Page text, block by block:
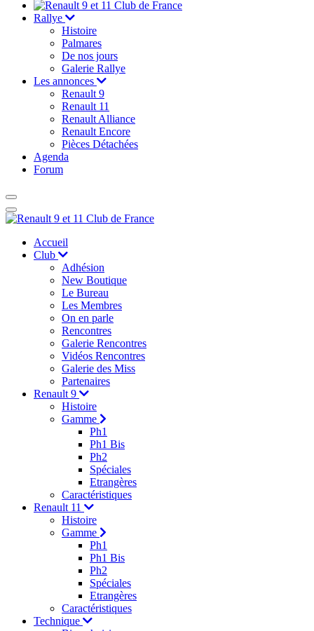
Rallye
Histoire
Palmares
De nos jours
Galerie Rallye
Les annonces
Renault 9
Renault 11
Renault Alliance
Renault Encore
Pièces Détachées
Agenda
Forum
Accueil
Club
Adhésion
New Boutique
Le Bureau
Les Membres
On en parle
Rencontres
Galerie Rencontres
Vidéos Rencontres
Galerie des Miss
Partenaires
Renault 9
Histoire
Gamme
Ph1
Ph1 Bis
Ph2
Spéciales
Etrangères
Caractéristiques
Renault 11
Histoire
Gamme
Ph1
Ph1 Bis
Ph2
Spéciales
Etrangères
Caractéristiques
Technique